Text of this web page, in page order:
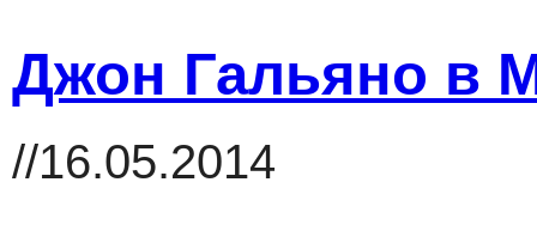
Джон Гальяно в
//16.05.2014